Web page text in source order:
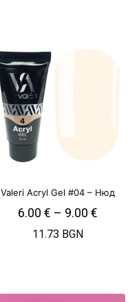
Valeri Acryl Gel #04 – Нюд
6.00€ – 9.00€
11.73 BGN